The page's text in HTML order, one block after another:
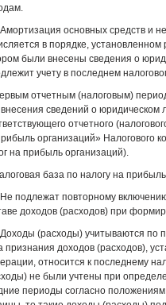
основных средств и
в порядке,
были внесены сведения о
учету в последнем
отчетным (налоговым)
сведений о
отчетного
организаций» Налогового
на прибыль организаций).
база по налогу на
подлежат повторному
доходов (расходов) при
(расходы) учитываются по
признания доходов (расходов),
относится к последнему
не были учтены при
периоды согласно